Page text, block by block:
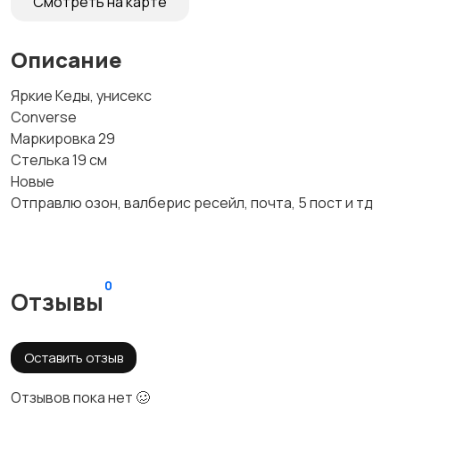
Описание
Яркие Кеды, унисекс
Converse
Маркировка 29
Стелька 19 см
Новые
Отправлю озон, валберис ресейл, почта, 5 пост и тд
Отзывы
0
Оставить отзыв
Отзывов пока нет 🥴